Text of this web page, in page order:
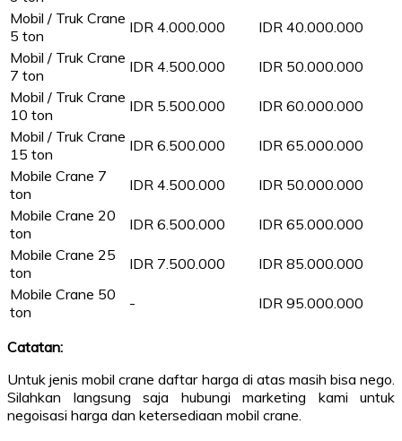
Mobil / Truk Crane
5 ton
IDR 4.000.000
IDR 40.000.000
Mobil / Truk Crane
7 ton
IDR 4.500.000
IDR 50.000.000
Mobil / Truk Crane
10 ton
IDR 5.500.000
IDR 60.000.000
Mobil / Truk Crane
15 ton
IDR 6.500.000
IDR 65.000.000
Mobile Crane 7
ton
IDR 4.500.000
IDR 50.000.000
Mobile Crane 20
ton
IDR 6.500.000
IDR 65.000.000
Mobile Crane 25
ton
IDR 7.500.000
IDR 85.000.000
Mobile Crane 50
ton
- IDR 95.000.000
Catatan:
Untuk jenis mobil crane daftar harga di atas masih bisa nego.
Silahkan langsung saja hubungi marketing kami untuk
negoisasi harga dan ketersediaan mobil crane.